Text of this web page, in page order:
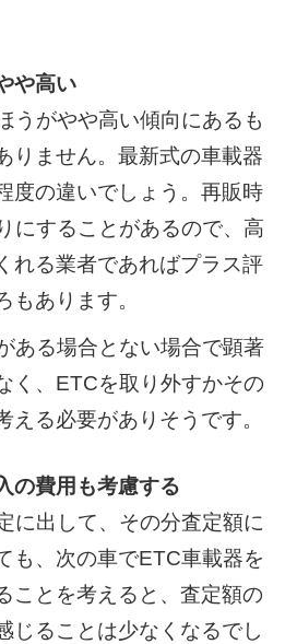
や高い
うがやや高い傾向にあるも
りません。最新式の車載器
度の違いでしょう。再販時
にすることがあるので、高
れる業者であればプラス評
もあります。
ある場合とない場合で顕著
く、ETCを取り外すかその
える必要がありそうです。
の費用も考慮する
に出して、その分査定額に
も、次の車でETC車載器を
ことを考えると、査定額の
じることは少なくなるでし